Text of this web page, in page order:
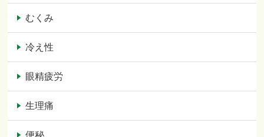
むくみ
冷え性
眼精疲労
生理痛
便秘